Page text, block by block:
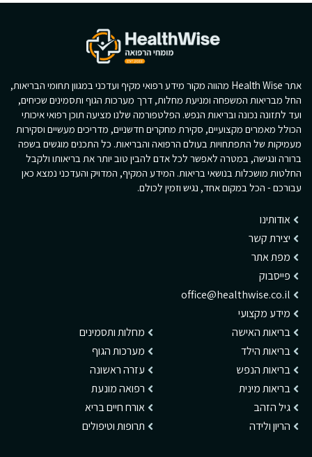
אתר Health Wise מהווה מקור מידע רפואי מקיף ועדכני במגוון תחומי הבריאות,
החל מבריאות המשפחה ומניעת מחלות, דרך מערכות הגוף ותסמינים שכיחים,
ועד לתזונה נכונה ובריאות הנפש. הפלטפורמה שלנו מציעה תוכן רפואי איכותי
הכולל מאמרים מקצועיים, סקירת מחקרים חדשניים, מדריכים מעשיים וסקירות
מעמיקות של התפתחויות בעולם הרפואה והבריאות. כל התכנים מוגשים בשפה
ברורה ונגישה, במטרה לאפשר לכל אדם להבין טוב יותר את בריאותו ולקבל
החלטות מושכלות בנושאי בריאות. המידע המקיף, המדויק והעדכני נמצא כאן
עבורכם - הכל במקום אחד, נגיש וזמין לכולם.
אודותינו
יצירת קשר
מפת אתר
פייסבוק
office@healthwise.co.il
מידע מקצועי
בריאות האישה
בריאות הילד
בריאות הנפש
בריאות מינית
גיל הזהב
הריון ולידה
מחלות ותסמינים
מערכות הגוף
עזרה ראשונה
רפואה מונעת
אורח חיים בריא
תרופות וטיפולים